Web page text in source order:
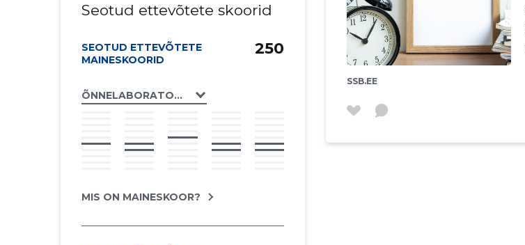
Seotud ettevõtete skoorid
SEOTUD ETTEVÕTETE
MAINESKOORID
ÕNNELABORATOORIUM OÜ
250
MIS ON MAINESKOOR?
SSB.EE